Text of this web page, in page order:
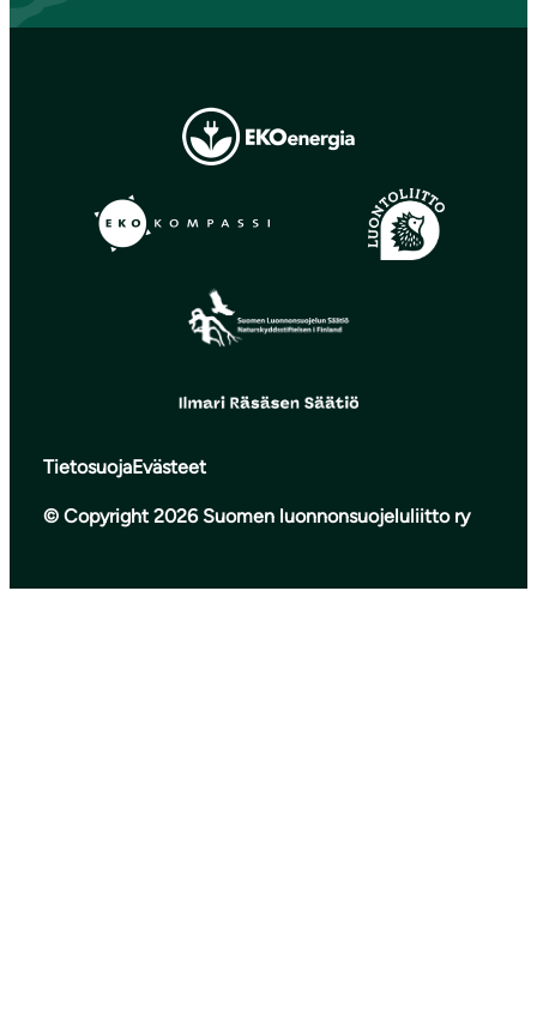
TietosuojaEvästeet
© Copyright 2026 Suomen luonnonsuojeluliitto ry